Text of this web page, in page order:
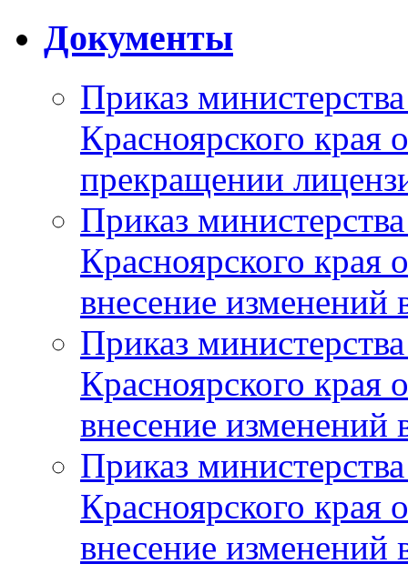
Документы
Приказ
Красноярского
прекращении
Приказ
Красноярского
внесение изменений
Приказ
Красноярского
внесение изменений
Приказ
Красноярского
внесение изменений